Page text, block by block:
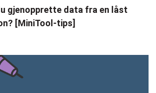
gjenopprette data fra en låst
[MiniTool-tips]